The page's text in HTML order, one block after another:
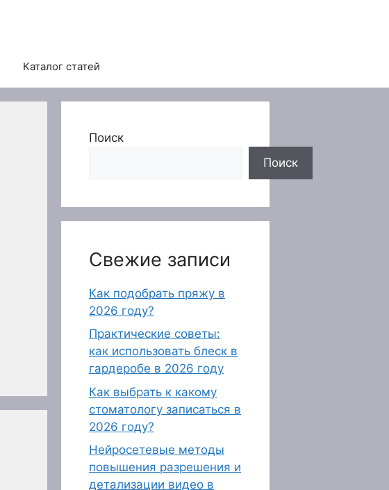
Каталог статей
Поиск
Поиск
Свежие записи
Как подобрать пряжу в
2026 году?
Практические советы:
как использовать блеск в
гардеробе в 2026 году
Как выбрать к какому
стоматологу записаться в
2026 году?
Нейросетевые методы
повышения разрешения и
детализации видео в